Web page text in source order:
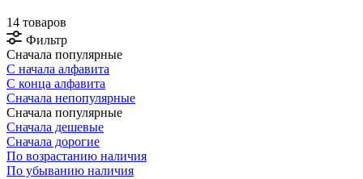
14 товаров
Фильтр
Сначала популярные
С начала алфавита
С конца алфавита
Сначала непопулярные
Сначала популярные
Сначала дешевые
Сначала дорогие
По возрастанию наличия
По убыванию наличия